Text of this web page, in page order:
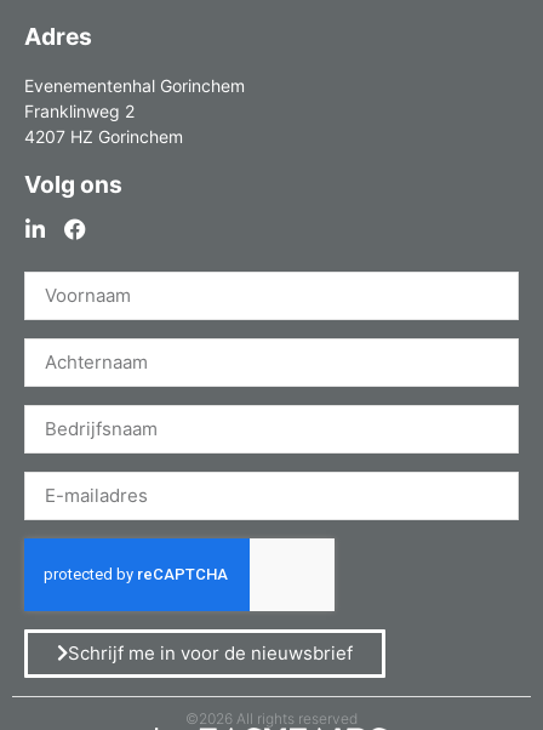
Adres
Evenementenhal Gorinchem
Franklinweg 2
4207 HZ Gorinchem
Volg ons
Schrijf me in voor de nieuwsbrief
©2026 All rights reserved